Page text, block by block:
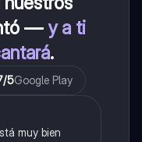
—y a ti
.
/5Google Play
muy bien